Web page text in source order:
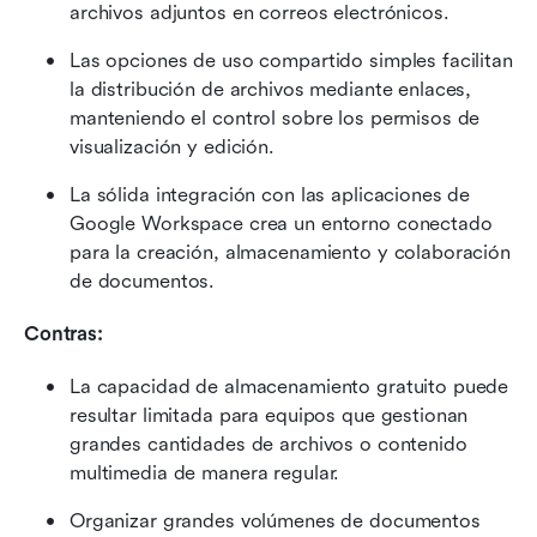
archivos adjuntos en correos electrónicos.
Las opciones de uso compartido simples facilitan
la distribución de archivos mediante enlaces,
manteniendo el control sobre los permisos de
visualización y edición.
La sólida integración con las aplicaciones de
Google Workspace crea un entorno conectado
para la creación, almacenamiento y colaboración
de documentos.
Contras:
La capacidad de almacenamiento gratuito puede
resultar limitada para equipos que gestionan
grandes cantidades de archivos o contenido
multimedia de manera regular.
Organizar grandes volúmenes de documentos